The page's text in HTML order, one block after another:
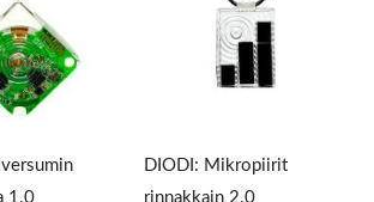
1.0
DIODI: Mikropiirit
rinnakkain 2.0